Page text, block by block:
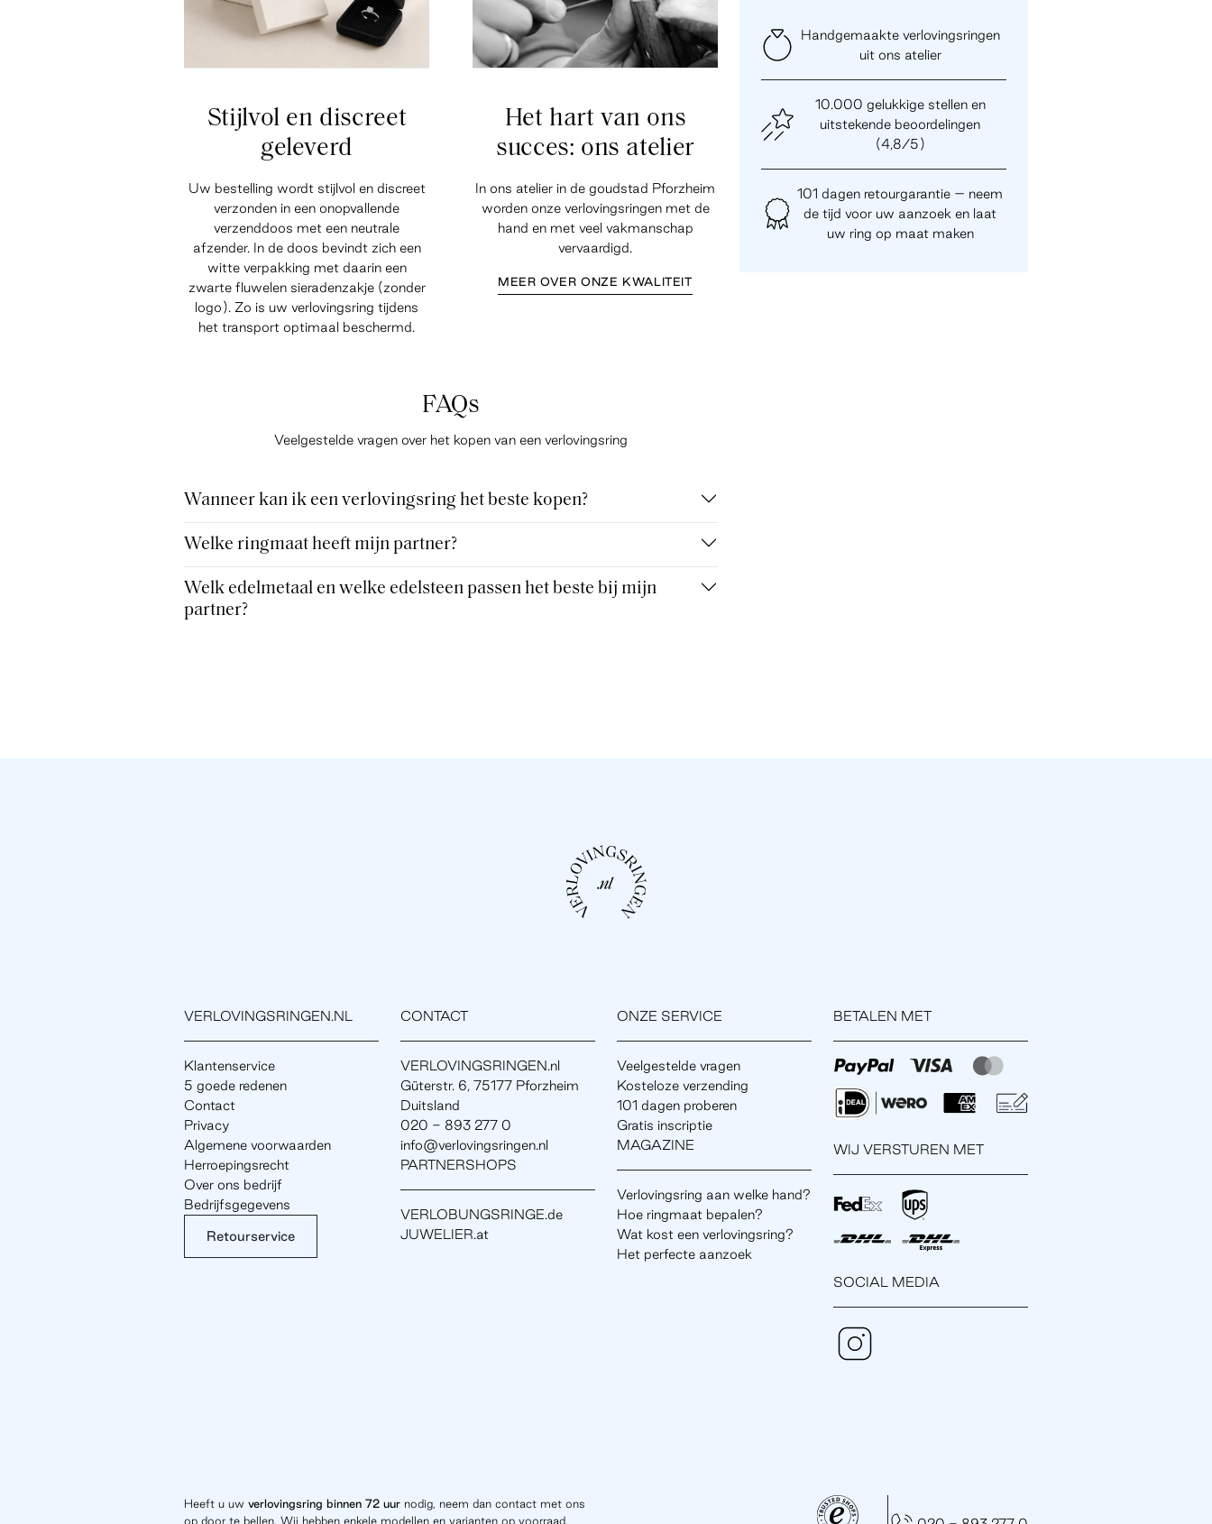
Stijlvol en discreet
geleverd
Uw bestelling wordt stijlvol en discreet
verzonden in een onopvallende
verzenddoos met een neutrale
afzender. In de doos bevindt zich een
witte verpakking met daarin een
zwarte fluwelen sieradenzakje (zonder
logo). Zo is uw verlovingsring tijdens
het transport optimaal beschermd.
Het hart van ons
succes: ons atelier
In ons atelier in de goudstad Pforzheim
worden onze verlovingsringen met de
hand en met veel vakmanschap
vervaardigd.
MEER OVER ONZE KWALITEIT
FAQs
Veelgestelde vragen over het kopen van een verlovingsring
Wanneer kan ik een verlovingsring het beste kopen?
Welke ringmaat heeft mijn partner?
Welk edelmetaal en welke edelsteen passen het beste bij mijn
partner?
Handgemaakte verlovingsringen
uit ons atelier
10.000 gelukkige stellen en
uitstekende beoordelingen
(4,8/5)
101 dagen retourgarantie – neem
de tijd voor uw aanzoek en laat
uw ring op maat maken
VERLOVINGSRINGEN.NL
Klantenservice
5 goede redenen
Contact
Privacy
Algemene voorwaarden
Herroepingsrecht
Over ons bedrijf
Bedrijfsgegevens
Retourservice
CONTACT
VERLOVINGSRINGEN.nl
Güterstr. 6, 75177 Pforzheim
Duitsland
020 - 893 277 0
info@verlovingsringen.nl
PARTNERSHOPS
VERLOBUNGSRINGE.de
JUWELIER.at
ONZE SERVICE
Veelgestelde vragen
Kosteloze verzending
101 dagen proberen
Gratis inscriptie
MAGAZINE
Verlovingsring aan welke hand?
Hoe ringmaat bepalen?
Wat kost een verlovingsring?
Het perfecte aanzoek
BETALEN MET
WIJ VERSTUREN MET
SOCIAL MEDIA
Heeft u uw verlovingsring binnen 72 uur nodig, neem dan contact met ons
op door te bellen. Wij hebben enkele modellen en varianten op voorraad.